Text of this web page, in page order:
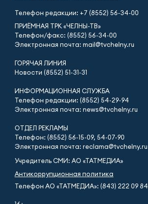
Телефон редакции: +7 (8552) 56-34-00
ПРИЁМНАЯ ТРК «ЧЕЛНЫ-ТВ»
Телефон/факс: (8552) 56-34-00
Электронная почта: mail@tvchelny.ru
ГОРЯЧАЯ ЛИНИЯ
Новости (8552) 51-31-31
ИНФОРМАЦИОННАЯ СЛУЖБА
Телефон редакции: (8552) 54-29-94
Электронная почта: news@tvchelny.ru
ОТДЕЛ РЕКЛАМЫ
Телефон: (8552) 56-15-09, 54-07-90
Электронная почта: reclama@tvchelny.ru
Учредитель СМИ: АО «ТАТМЕДИА»
Антикоррупционная политика
Телефон АО «ТАТМЕДИА»: (843) 222 09 84